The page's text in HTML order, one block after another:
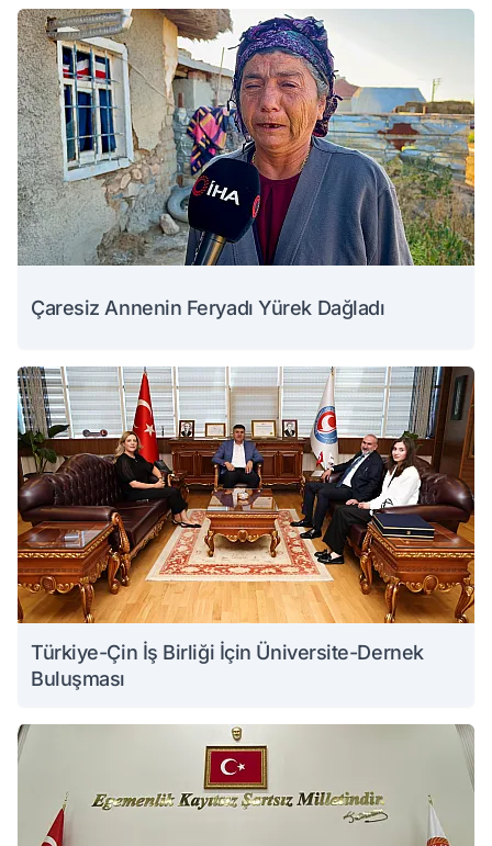
Çaresiz Annenin Feryadı Yürek Dağladı
Türkiye-Çin İş Birliği İçin Üniversite-Dernek
Buluşması